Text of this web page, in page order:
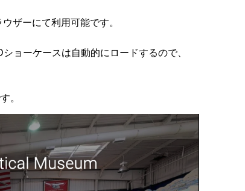
ザーにて利用可能です。
ョーケースは自動的にロードするので、
。